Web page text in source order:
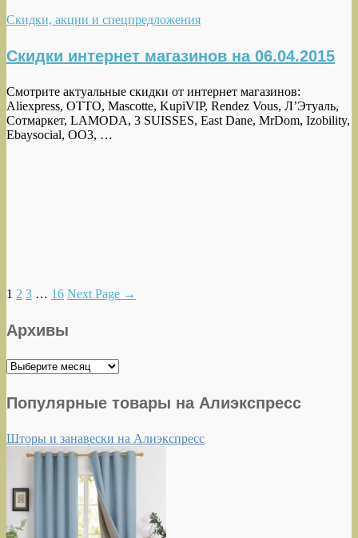
Скидки, акции и спецпредложения
Скидки интернет магазинов на 06.04.2015
Смотрите актуальные скидки от интернет магазинов:
Aliexpress, OTTO, Mascotte, KupiVIP, Rendez Vous, Л’Этуаль,
Сотмаркет, LAMODA, 3 SUISSES, East Dane, MrDom, Izobility,
Ebaysocial, OO3, …
1 2 3 … 16 Next Page →
Архивы
Архивы
Популярные товары на Алиэкспресс
Шторы и занавески на Алиэкспресс